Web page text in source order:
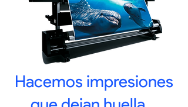
Hacemos impresiones